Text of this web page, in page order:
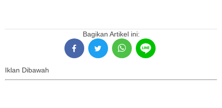
Bagikan Artikel ini:
Iklan Dibawah